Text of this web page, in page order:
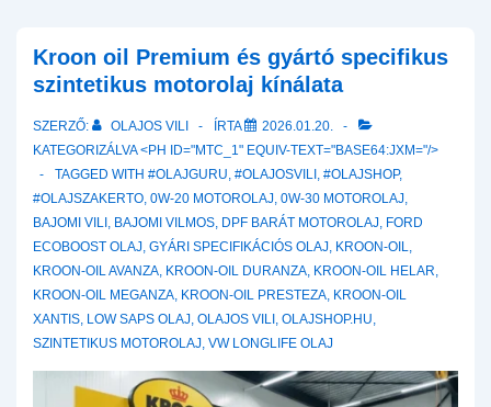
Kroon oil Premium és gyártó specifikus
szintetikus motorolaj kínálata
SZERZŐ: OLAJOS VILI ÍRTA
2026.01.20.
KATEGORIZÁLVA <PH ID="MTC_1" EQUIV-TEXT="BASE64:JXM="/>
TAGGED WITH #OLAJGURU, #OLAJOSVILI , #OLAJSHOP,
#OLAJSZAKERTO, 0W-20 MOTOROLAJ, 0W-30 MOTOROLAJ,
BAJOMI VILI , BAJOMI VILMOS, DPF BARÁT MOTOROLAJ, FORD
ECOBOOST OLAJ, GYÁRI SPECIFIKÁCIÓS OLAJ, KROON-OIL,
KROON-OIL AVANZA, KROON-OIL DURANZA, KROON-OIL HELAR,
KROON-OIL MEGANZA, KROON-OIL PRESTEZA, KROON-OIL
XANTIS, LOW SAPS OLAJ, OLAJOS VILI , OLAJSHOP.HU,
SZINTETIKUS MOTOROLAJ, VW LONGLIFE OLAJ